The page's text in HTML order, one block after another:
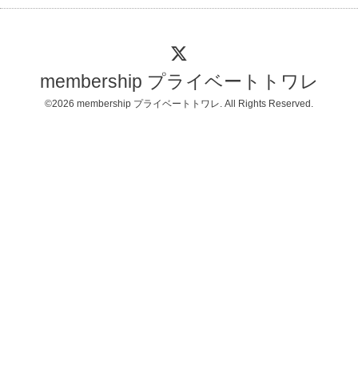
membership プライベートトワレ
©2026 membership プライベートトワレ. All Rights Reserved.